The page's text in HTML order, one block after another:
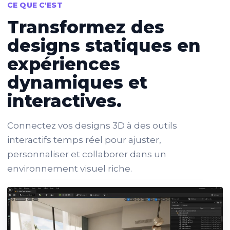
CE QUE C'EST
Transformez des
designs statiques en
expériences
dynamiques et
interactives.
Connectez vos designs 3D à des outils
interactifs temps réel pour ajuster,
personnaliser et collaborer dans un
environnement visuel riche.